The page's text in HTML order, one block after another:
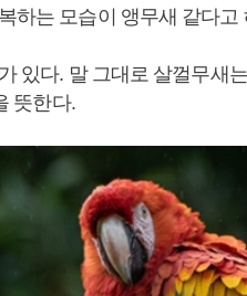
하는 모습이 앵무새 같다고
있다. 말 그대로 살껄무새
뜻한다.